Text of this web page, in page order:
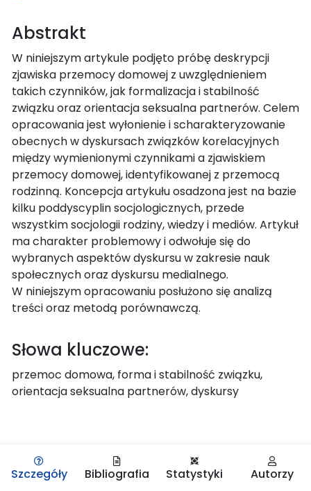
Abstrakt
W niniejszym artykule podjęto próbę deskrypcji
zjawiska przemocy domowej z uwzględnieniem
takich czynników, jak formalizacja i stabilność
związku oraz orientacja seksualna partnerów. Celem
opracowania jest wyłonienie i scharakteryzowanie
obecnych w dyskursach związków korelacyjnych
między wymienionymi czynnikami a zjawiskiem
przemocy domowej, identyfikowanej z przemocą
rodzinną. Koncepcja artykułu osadzona jest na bazie
kilku poddyscyplin socjologicznych, przede
wszystkim socjologii rodziny, wiedzy i mediów. Artykuł
ma charakter problemowy i odwołuje się do
wybranych aspektów dyskursu w zakresie nauk
społecznych oraz dyskursu medialnego.
W niniejszym opracowaniu posłużono się analizą
treści oraz metodą porównawczą.
Słowa kluczowe:
przemoc domowa, forma i stabilność związku,
orientacja seksualna partnerów, dyskursy
Szczegóły Bibliografia Statystyki Autorzy